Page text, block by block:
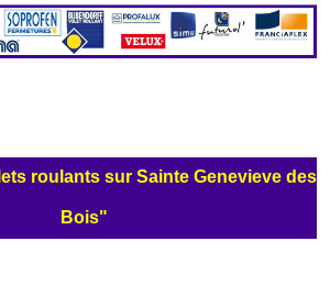
roulants sur Sainte Genevieve des
Bois"